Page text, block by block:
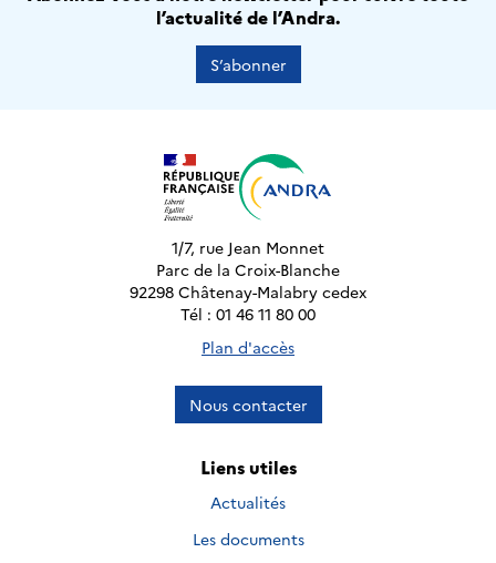
l’actualité de l’Andra.
S’abonner
1/7, rue Jean Monnet
Parc de la Croix-Blanche
92298 Châtenay-Malabry cedex
Tél : 01 46 11 80 00
Plan d'accès
Nous contacter
Liens utiles
Actualités
Les documents